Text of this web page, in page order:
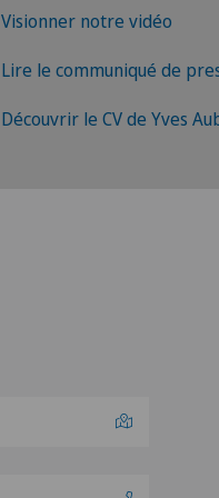
Visionner notre vidéo
Lire le communiqué de
Découvrir le CV de Yves
Pour pouvoir
accepter
Veuillez activer l’option